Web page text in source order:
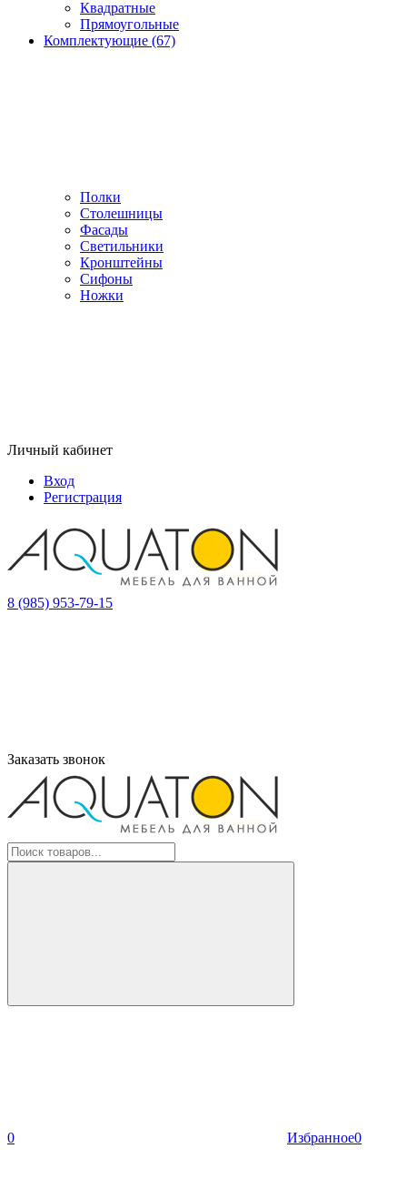
Квадратные
Прямоугольные
Комплектующие (67)
Полки
Столешницы
Фасады
Светильники
Кронштейны
Сифоны
Ножки
Личный кабинет
Вход
Регистрация
8 (985) 953-79-15
Заказать звонок
0 Избранное0